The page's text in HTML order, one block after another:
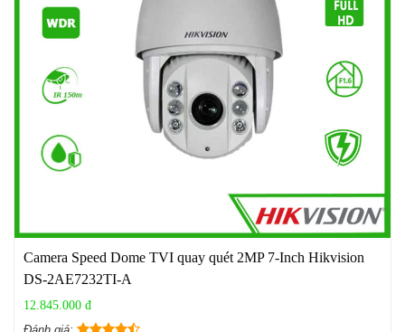
Camera Speed Dome TVI quay quét 2MP 7-Inch Hikvision
DS-2AE7232TI-A
12.845.000 đ